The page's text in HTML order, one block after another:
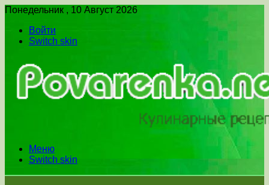
Понедельник , 10 Август 2026
Войти
Switch skin
Меню
Switch skin